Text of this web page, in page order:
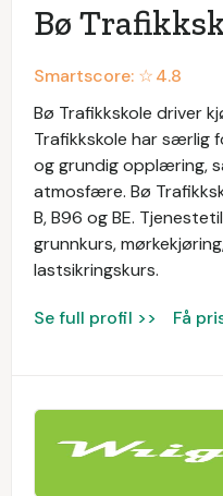
Bø
Smartscore: ☆4.8
Bø Trafikkskole driver
Trafikkskole har særlig
og grundig opplæring,
atmosfære. Bø
B, B96 og BE.
grunnkurs,
lastsikringskurs.
Se full profil >> Få